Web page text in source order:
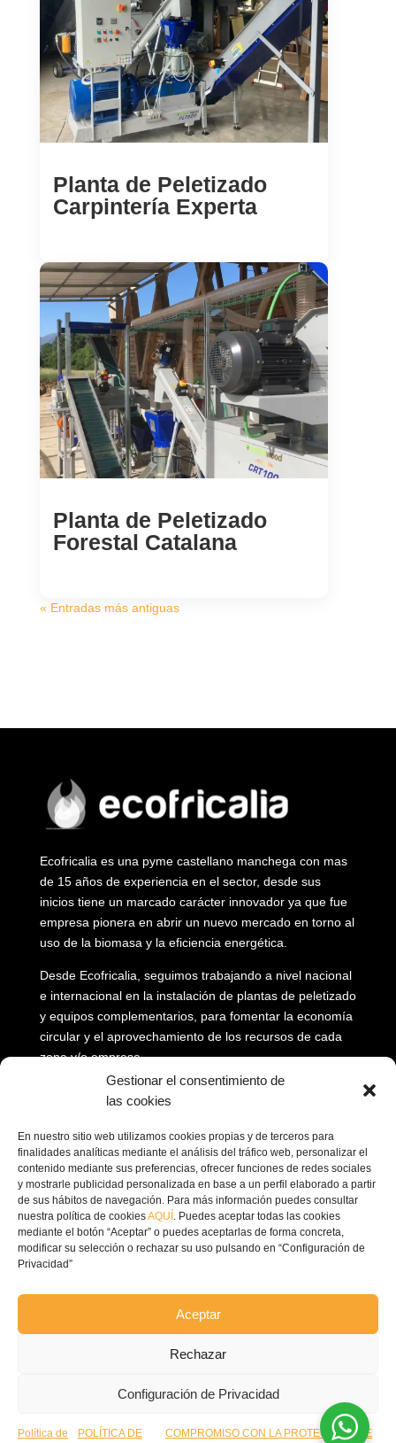
Gestionar el consentimiento de
las cookies
En nuestro sitio web utilizamos cookies propias y de terceros para
finalidades analíticas mediante el análisis del tráfico web, personalizar el
contenido mediante sus preferencias, ofrecer funciones de redes sociales
y mostrarle publicidad personalizada en base a un perfil elaborado a partir
de sus hábitos de navegación. Para más información puedes consultar
nuestra política de cookiesAQUÍ . Puedes aceptar todas las cookies
mediante el botón “Aceptar” o puedes aceptarlas de forma concreta,
modificar su selección o rechazar su uso pulsando en “Configuración de
Privacidad”
Aceptar
Rechazar
Configuración de Privacidad
Política de POLÍTICA DE COMPROMISO CON LA PROTECCIÓN DE
Planta de Peletizado
Carpintería Experta
Planta de Peletizado
Forestal Catalana
« Entradas más antiguas
Ecofricalia es una pyme castellano manchega con mas
de 15 años de experiencia en el sector, desde sus
inicios tiene un marcado carácter innovador ya que fue
empresa pionera en abrir un nuevo mercado en torno al
uso de la biomasa y la eficiencia energética.
Desde Ecofricalia, seguimos trabajando a nivel nacional
e internacional en la instalación de plantas de peletizado
y equipos complementarios, para fomentar la economía
circular y el aprovechamiento de los recursos de cada
zona y/o empresa.
INFORMACIÓN DE CONTACTO

Dirección: Av. Príncipe Felipe, 98, 16660 Las
Pedroñeras, Cuenca
 (+34) 967 160 698
© Copyright 2024 –
POLÍTICA DE PRIVACIDAD